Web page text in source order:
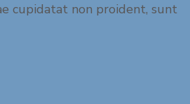
cupidatat non proident, sunt